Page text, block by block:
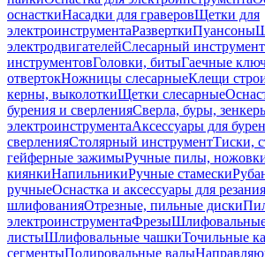
оснасткиНасадки для граверовЩетки для
электроинструментаРазверткиПуансоны
электродвигателейСлесарный инструмент
инструментовГоловки, битыГаечные
отвертокНожницы слесарныеКлещи
керны, выколоткиЩетки слесарные
бурения и сверленияСверла, буры,
электроинструментаАксессуары для
сверленияСтолярный инструментТиски,
гейферные зажимыРучные пилы,
киянкиНапильникиРучные стамески
ручныеОснастка и аксессуары для
шлифованияОтрезные, пильные диски
электроинструментаФрезы
листыШлифовальные чашкиТочильные
сегментыПолировальные валы